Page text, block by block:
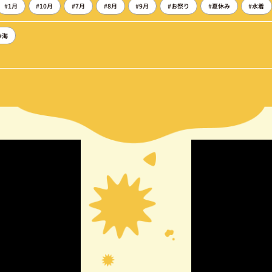
#1月 #10月 #7月 #8月 #9月 #お祭り #夏休み #水着
海